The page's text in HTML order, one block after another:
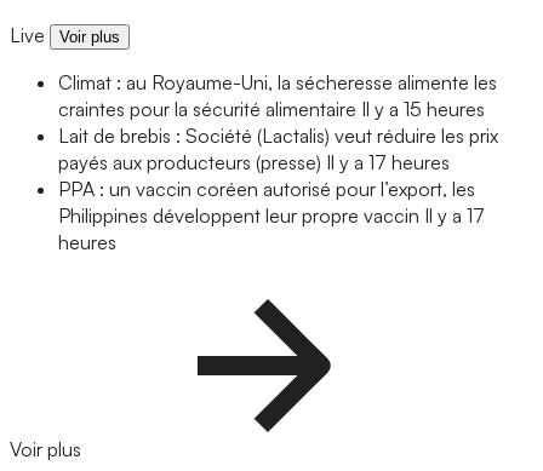
Live Voir plus
Climat : au Royaume-Uni, la sécheresse alimente les
craintes pour la sécurité alimentaire Il y a 15 heures
Lait de brebis : Société (Lactalis) veut réduire les prix
payés aux producteurs (presse) Il y a 17 heures
PPA : un vaccin coréen autorisé pour l’export, les
Philippines développent leur propre vaccin Il y a 17
heures
Voir plus